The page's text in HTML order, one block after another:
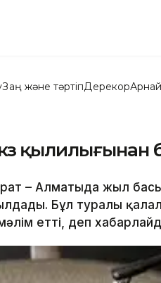
Заң және тәртіпДерекқор
қылилығынан
– Алматыда жыл
Бұл туралы
етті, деп